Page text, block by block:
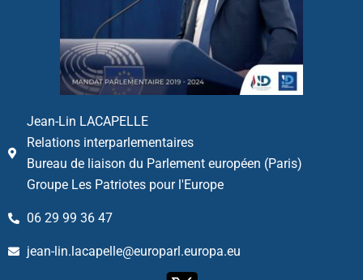
Jean-Lin LACAPELLE
Relations interparlementaires
Bureau de liaison du Parlement européen (Paris)
Groupe Les Patriotes pour l'Europe
06 29 99 36 47
jean-lin.lacapelle@europarl.europa.eu